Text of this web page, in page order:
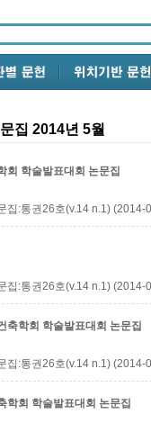
집 2014년 5월
회 학술발표대회 논문집
집:통권26호(v.14 n.1) (2014-
집:통권26호(v.14 n.1) (2014-
축학회 학술발표대회 논문집
집:통권26호(v.14 n.1) (2014-
학회 학술발표대회 논문집